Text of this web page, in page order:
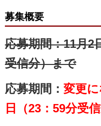
募集概要
応募期間：11月2
受信分）まで
応募期間： 変更に
日（23：59分受